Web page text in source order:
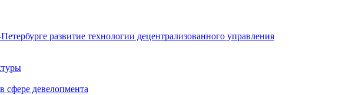
развитие технологии децентрализованного управления
сфере девелопмента